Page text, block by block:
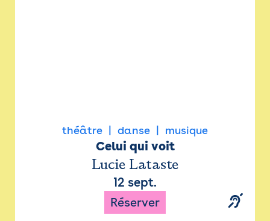
théâtre danse musique
Celui qui voit
Lucie Lataste
12 sept.
Réserver